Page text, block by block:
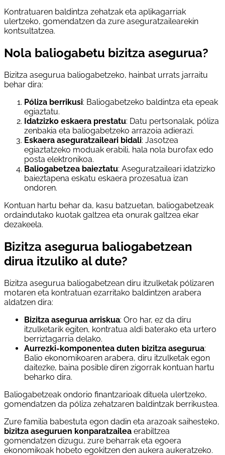
Kontratuaren baldintza zehatzak eta aplikagarriak
ulertzeko, gomendatzen da zure aseguratzailearekin
kontsultatzea.
Nola baliogabetu bizitza asegurua?
Bizitza asegurua baliogabetzeko, hainbat urrats jarraitu
behar dira:
Póliza berrikusi: Baliogabetzeko baldintza eta epeak
egiaztatu.
Idatzizko eskaera prestatu: Datu pertsonalak, póliza
zenbakia eta baliogabetzeko arrazoia adierazi.
Eskaera aseguratzaileari bidali: Jasotzea
egiaztatzeko moduak erabili, hala nola burofax edo
posta elektronikoa.
Baliogabetzea baieztatu: Aseguratzaileari idatzizko
baieztapena eskatu eskaera prozesatua izan
ondoren.
Kontuan hartu behar da, kasu batzuetan, baliogabetzeak
ordaindutako kuotak galtzea eta onurak galtzea ekar
dezakeela.
Bizitza asegurua baliogabetzean
dirua itzuliko al dute?
Bizitza asegurua baliogabetzean diru itzulketak pólizaren
motaren eta kontratuan ezarritako baldintzen arabera
aldatzen dira:
Bizitza asegurua arriskua: Oro har, ez da diru
itzulketarik egiten, kontratua aldi baterako eta urtero
berriztagarria delako.
Aurrezki-komponentea duten bizitza asegurua:
Balio ekonomikoaren arabera, diru itzulketak egon
daitezke, baina posible diren zigorrak kontuan hartu
beharko dira.
Baliogabetzeak ondorio finantzarioak dituela ulertzeko,
gomendatzen da póliza zehatzaren baldintzak berrikustea.
Zure familia babestuta egon dadin eta arazoak saihesteko,
bizitza aseguruen konparatzailea erabiltzea
gomendatzen dizugu, zure beharrak eta egoera
ekonomikoak hobeto egokitzen den aukera aukeratzeko.